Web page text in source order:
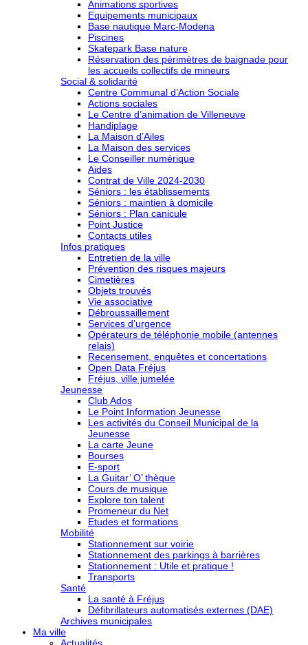
Animations sportives
Equipements municipaux
Base nautique Marc-Modena
Piscines
Skatepark Base nature
Réservation des périmètres de baignade pour
les accueils collectifs de mineurs
Social & solidarité
Centre Communal d’Action Sociale
Actions sociales
Le Centre d’animation de Villeneuve
Handiplage
La Maison d’Ailes
La Maison des services
Le Conseiller numérique
Aides
Contrat de Ville 2024-2030
Séniors : les établissements
Séniors : maintien à domicile
Séniors : Plan canicule
Point Justice
Contacts utiles
Infos pratiques
Entretien de la ville
Prévention des risques majeurs
Cimetières
Objets trouvés
Vie associative
Débroussaillement
Services d’urgence
Opérateurs de téléphonie mobile (antennes
relais)
Recensement, enquêtes et concertations
Open Data Fréjus
Fréjus, ville jumelée
Jeunesse
Club Ados
Le Point Information Jeunesse
Les activités du Conseil Municipal de la
Jeunesse
La carte Jeune
Bourses
E-sport
La Guitar’ O’ thèque
Cours de musique
Explore ton talent
Promeneur du Net
Etudes et formations
Mobilité
Stationnement sur voirie
Stationnement des parkings à barrières
Stationnement : Utile et pratique !
Transports
Santé
La santé à Fréjus
Défibrillateurs automatisés externes (DAE)
Archives municipales
Ma ville